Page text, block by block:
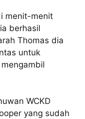
menit-menit
berhasil
Thomas dia
untuk
WCKD
yang sudah